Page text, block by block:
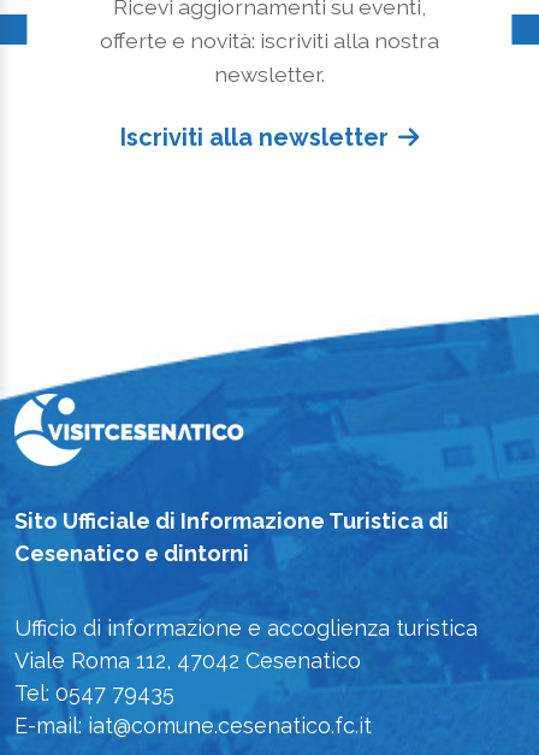
Ricevi aggiornamenti su eventi,
offerte e novità: iscriviti alla nostra
newsletter.
Iscriviti alla newsletter
Sito Ufficiale di Informazione Turistica di
Cesenatico e dintorni
Ufficio di informazione e accoglienza turistica
Viale Roma 112, 47042 Cesenatico
Tel: 0547 79435
E-mail: iat@comune.cesenatico.fc.it